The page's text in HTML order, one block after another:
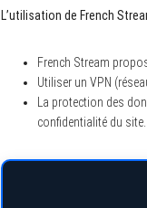
L’utilisation de French
French Stream
Utiliser un VPN
La protection des
confidentialité du site.